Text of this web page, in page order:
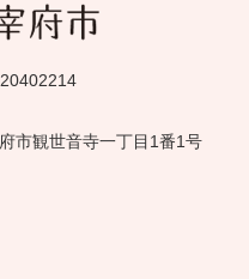
市観世音寺一丁目1番1号